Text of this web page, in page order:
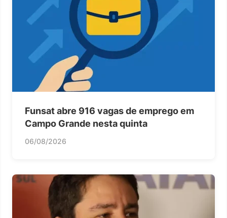
Funsat abre 916 vagas de emprego em
Campo Grande nesta quinta
06/08/2026